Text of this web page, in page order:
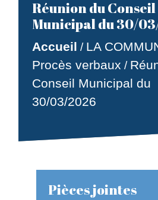
Réunion du Conseil
Municipal du 30/
Accueil / LA
Procès verbaux /
Conseil Municipal du
30/03/2026
Pièces jointes